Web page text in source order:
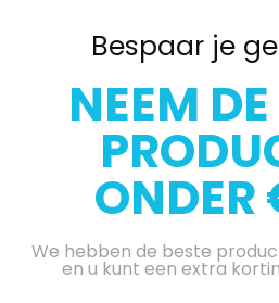
Bespaar je
NEEM
ONDER
We hebben de beste
en u kunt een extra